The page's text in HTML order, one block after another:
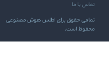
تماس با ما
تمامی حقوق برای اطلس هوش مصنوعی
محفوظ است.